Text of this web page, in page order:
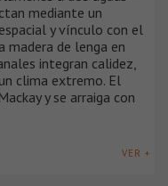
mediante un
y vínculo con el
de lenga en
integran calidez,
clima extremo. El
y se arraiga con
VER +